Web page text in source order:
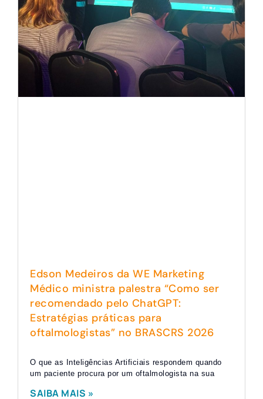
Edson Medeiros da WE Marketing
Médico ministra palestra “Como ser
recomendado pelo ChatGPT:
Estratégias práticas para
oftalmologistas” no BRASCRS 2026
O que as Inteligências Artificiais respondem quando
um paciente procura por um oftalmologista na sua
SAIBA MAIS »